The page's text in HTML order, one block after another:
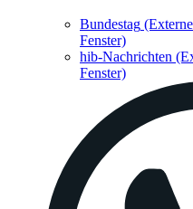
Bundestag
Fenster)
hib-Nachrichten
Fenster)